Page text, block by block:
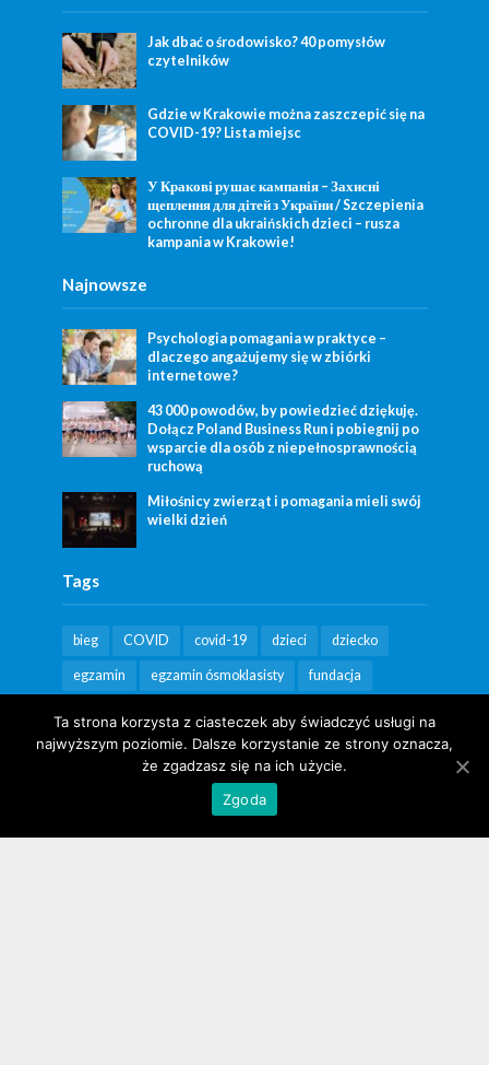
Jak dbać o środowisko? 40 pomysłów
czytelników
Gdzie w Krakowie można zaszczepić się na
COVID-19? Lista miejsc
У Кракові рушає кампанія – Захисні
щеплення для дітей з України / Szczepienia
ochronne dla ukraińskich dzieci – rusza
kampania w Krakowie!
Najnowsze
Psychologia pomagania w praktyce –
dlaczego angażujemy się w zbiórki
internetowe?
43 000 powodów, by powiedzieć dziękuję.
Dołącz Poland Business Run i pobiegnij po
wsparcie dla osób z niepełnosprawnością
ruchową
Miłośnicy zwierząt i pomagania mieli swój
wielki dzień
Tags
bieg COVID covid-19 dzieci dziecko
egzamin egzamin ósmoklasisty fundacja
konferencja konkurs koronawirus kraków
live matematyka
niepełnosprawność
Ta strona korzysta z ciasteczek aby świadczyć usługi na
najwyższym poziomie. Dalsze korzystanie ze strony oznacza,
że zgadzasz się na ich użycie.
Zgoda